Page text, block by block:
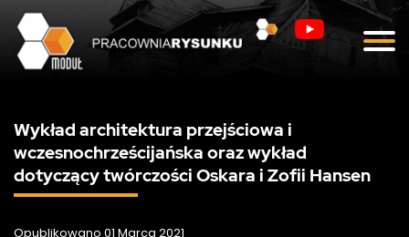
Kontakt
Wykład architektura przejściowa i
wczesnochrześcijańska oraz wykład
dotyczący twórczości Oskara i Zofii Hansen
Opublikowano 01 Marca 2021